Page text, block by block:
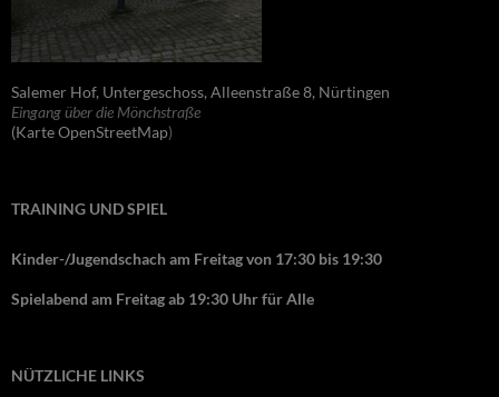
Salemer Hof, Untergeschoss, Alleenstraße 8, Nürtingen
Eingang über die Mönchstraße
(Karte OpenStreetMap)
TRAINING UND SPIEL
Kinder-/Jugendschach am Freitag von 17:30 bis 19:30
Spielabend am Freitag ab 19:30 Uhr für Alle
NÜTZLICHE LINKS